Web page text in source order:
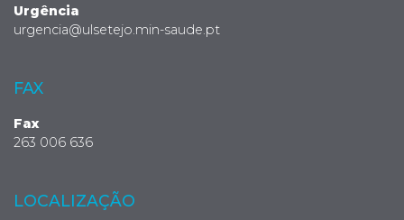
Urgência
urgencia@ulsetejo.min-saude.pt
FAX
Fax
263 006 636
LOCALIZAÇÃO